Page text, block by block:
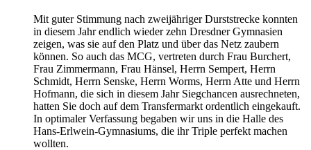
Mit guter Stimmung nach zweijähriger Durststrecke konnten
in diesem Jahr endlich wieder zehn Dresdner Gymnasien
zeigen, was sie auf den Platz und über das Netz zaubern
können. So auch das MCG, vertreten durch Frau Burchert,
Frau Zimmermann, Frau Hänsel, Herrn Sempert, Herrn
Schmidt, Herrn Senske, Herrn Worms, Herrn Atte und Herrn
Hofmann, die sich in diesem Jahr Siegchancen ausrechneten,
hatten Sie doch auf dem Transfermarkt ordentlich eingekauft.
In optimaler Verfassung begaben wir uns in die Halle des
Hans-Erlwein-Gymnasiums, die ihr Triple perfekt machen
wollten.